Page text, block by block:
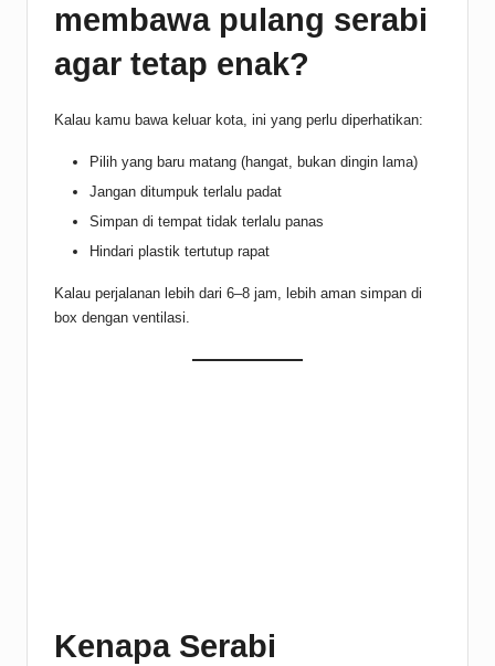
membawa pulang serabi
agar tetap enak?
Kalau kamu bawa keluar kota, ini yang perlu diperhatikan:
Pilih yang baru matang (hangat, bukan dingin lama)
Jangan ditumpuk terlalu padat
Simpan di tempat tidak terlalu panas
Hindari plastik tertutup rapat
Kalau perjalanan lebih dari 6–8 jam, lebih aman simpan di
box dengan ventilasi.
Kenapa Serabi